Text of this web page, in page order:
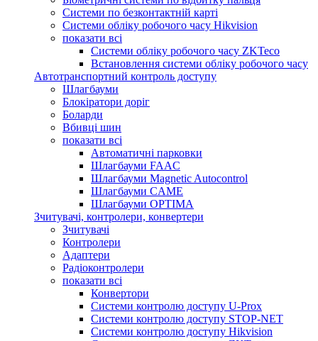
Системи по безконтактній карті
Системи обліку робочого часу Hikvision
показати всі
Системи обліку робочого часу ZKTeco
Встановлення системи обліку робочого часу
Автотранспортний контроль доступу
Шлагбауми
Блокіратори доріг
Боларди
Вбивці шин
показати всі
Автоматичні парковки
Шлагбауми FAAC
Шлагбауми Magnetic Autocontrol
Шлагбауми CAME
Шлагбауми OPTIMA
Зчитувачі, контролери, конвертери
Зчитувачі
Контролери
Адаптери
Радіоконтролери
показати всі
Конвертори
Системи контролю доступу U-Prox
Системи контролю доступу STOP-NET
Системи контролю доступу Hikvision